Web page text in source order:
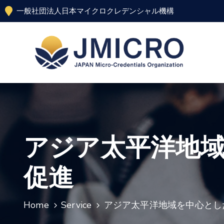
一般社団法人日本マイクロクレデンシャル機構
アジア太平洋地
促進
Home Service アジア太平洋地域を中心と